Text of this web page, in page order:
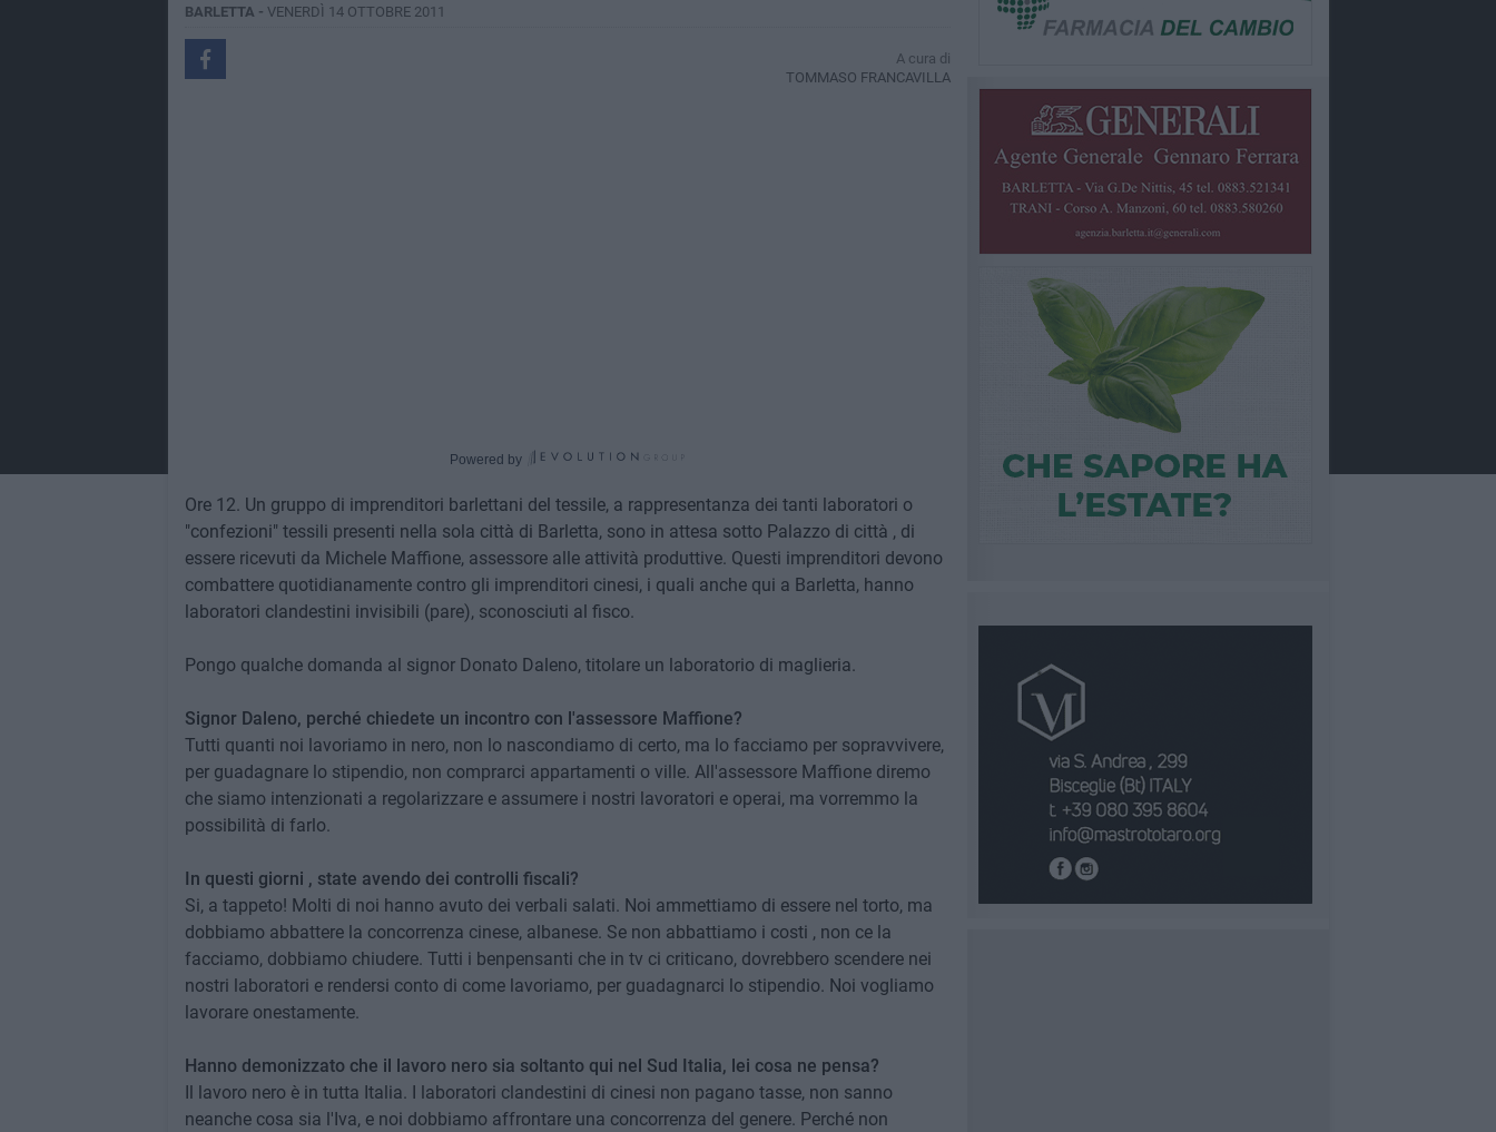
BARLETTA - VENERDÌ 14 OTTOBRE 2011
A cura di
TOMMASO FRANCAVILLA
Powered by
Ore 12. Un gruppo di imprenditori barlettani del tessile, a rappresentanza dei tanti laboratori o
"confezioni" tessili presenti nella sola città di Barletta, sono in attesa sotto Palazzo di città , di
essere ricevuti da Michele Maffione, assessore alle attività produttive. Questi imprenditori devono
combattere quotidianamente contro gli imprenditori cinesi, i quali anche qui a Barletta, hanno
laboratori clandestini invisibili (pare), sconosciuti al fisco.
Pongo qualche domanda al signor Donato Daleno, titolare un laboratorio di maglieria.
Signor Daleno, perché chiedete un incontro con l'assessore Maffione?
Tutti quanti noi lavoriamo in nero, non lo nascondiamo di certo, ma lo facciamo per sopravvivere,
per guadagnare lo stipendio, non comprarci appartamenti o ville. All'assessore Maffione diremo
che siamo intenzionati a regolarizzare e assumere i nostri lavoratori e operai, ma vorremmo la
possibilità di farlo.
In questi giorni , state avendo dei controlli fiscali?
Si, a tappeto! Molti di noi hanno avuto dei verbali salati. Noi ammettiamo di essere nel torto, ma
dobbiamo abbattere la concorrenza cinese, albanese. Se non abbattiamo i costi , non ce la
facciamo, dobbiamo chiudere. Tutti i benpensanti che in tv ci criticano, dovrebbero scendere nei
nostri laboratori e rendersi conto di come lavoriamo, per guadagnarci lo stipendio. Noi vogliamo
lavorare onestamente.
Hanno demonizzato che il lavoro nero sia soltanto qui nel Sud Italia, lei cosa ne pensa?
Il lavoro nero è in tutta Italia. I laboratori clandestini di cinesi non pagano tasse, non sanno
neanche cosa sia l'Iva, e noi dobbiamo affrontare una concorrenza del genere. Perché non